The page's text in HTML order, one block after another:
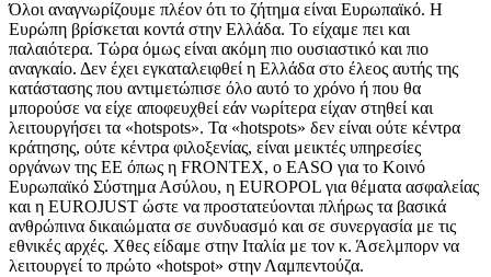
Όλοι αναγνωρίζουμε πλέον ότι το ζήτημα είναι Ευρωπαϊκό. Η
Ευρώπη βρίσκεται κοντά στην Ελλάδα. Το είχαμε πει και
παλαιότερα. Τώρα όμως είναι ακόμη πιο ουσιαστικό και πιο
αναγκαίο. Δεν έχει εγκαταλειφθεί η Ελλάδα στο έλεος αυτής της
κατάστασης που αντιμετώπισε όλο αυτό το χρόνο ή που θα
μπορούσε να είχε αποφευχθεί εάν νωρίτερα είχαν στηθεί και
λειτουργήσει τα «hotspots». Τα «hotspots» δεν είναι ούτε κέντρα
κράτησης, ούτε κέντρα φιλοξενίας, είναι μεικτές υπηρεσίες
οργάνων της ΕΕ όπως η FRONTEX, o ΕΑSO για το Κοινό
Ευρωπαϊκό Σύστημα Ασύλου, η EUROPOL για θέματα ασφαλείας
και η EUROJUST ώστε να προστατεύονται πλήρως τα βασικά
ανθρώπινα δικαιώματα σε συνδυασμό και σε συνεργασία με τις
εθνικές αρχές. Χθες είδαμε στην Ιταλία με τον κ. Άσελμπορν να
λειτουργεί το πρώτο «hotspot» στην Λαμπεντούζα.